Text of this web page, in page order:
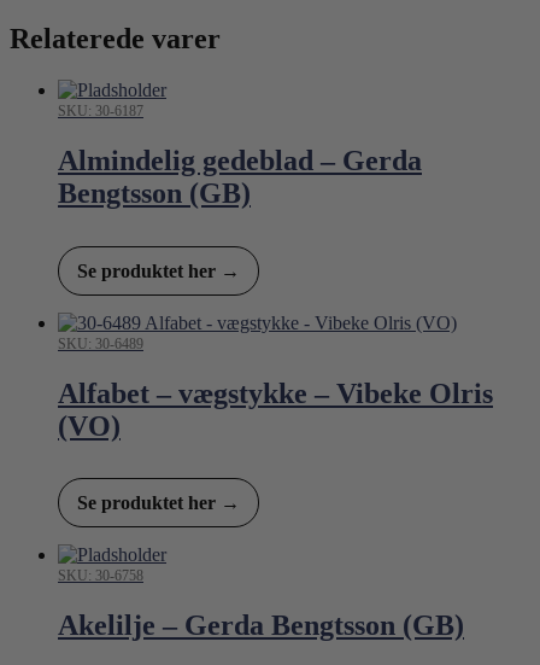
Relaterede varer
SKU: 30-6187
Almindelig gedeblad – Gerda
Bengtsson (GB)
Se produktet her →
SKU: 30-6489
Alfabet – vægstykke – Vibeke Olris
(VO)
Se produktet her →
SKU: 30-6758
Akelilje – Gerda Bengtsson (GB)